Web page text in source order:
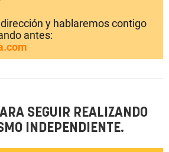
y hablaremos contigo
antes:
SEGUIR REALIZANDO
INDEPENDIENTE.